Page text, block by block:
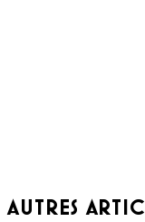
AUTRES